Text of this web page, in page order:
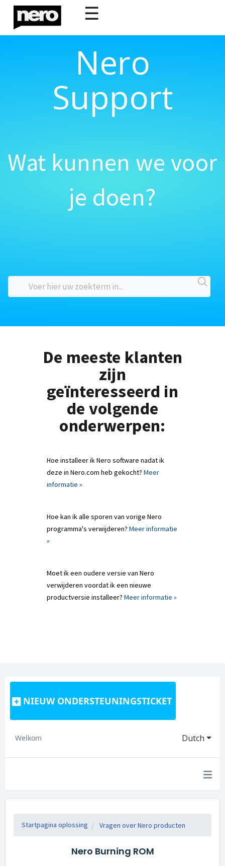
☰
Nero
Support
Wat kunnen we voor
je doen?
De meeste klanten
zijn
geïnteresseerd in
de volgende
onderwerpen:
Hoe installeer ik Nero software nadat ik
deze in Nero.com heb gekocht? Meer
informatie »
Hoe kan ik alle sporen van vorige Nero
programma's verwijderen? Meer informatie
»
Moet ik een oudere versie van Nero
verwijderen voordat ik een nieuwe
productversie installeer? Meer informatie »
NIEUW ONDERSTEUNINGSTICKET
Dutch
Welkom
Startpagina oplossing Vragen over Nero producten
Nero Burning ROM